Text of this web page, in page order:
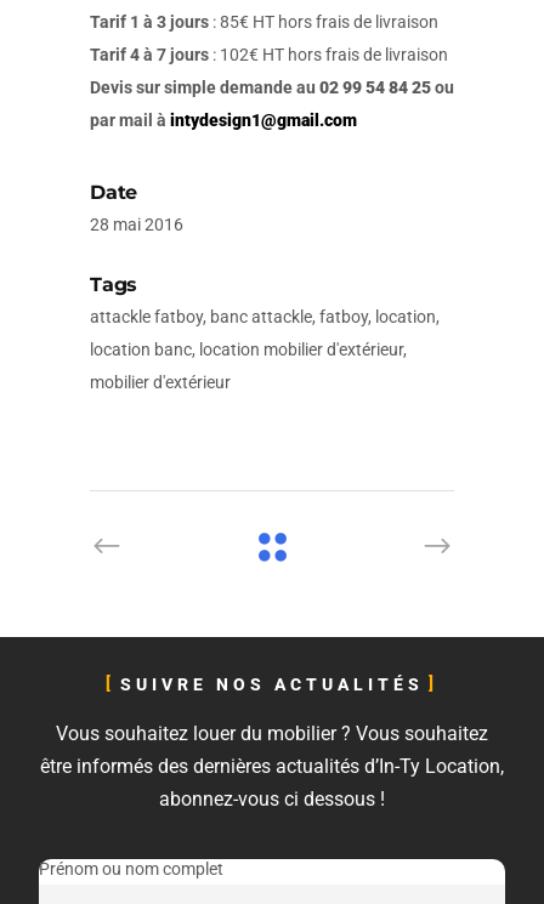
Tarif 1 à 3 jours : 85€ HT hors frais de livraison
Tarif 4 à 7 jours : 102€ HT hors frais de livraison
Devis sur simple demande au 02 99 54 84 25ou
par mail à intydesign1@gmail.com
Date
28 mai 2016
Tags
attackle fatboy, banc attackle, fatboy, location,
location banc, location mobilier d'extérieur,
mobilier d'extérieur
SUIVRE NOS ACTUALITÉS
Vous souhaitez louer du mobilier ? Vous souhaitez
être informés des dernières actualités d’In-Ty Location,
abonnez-vous ci dessous !
Prénom ou nom complet